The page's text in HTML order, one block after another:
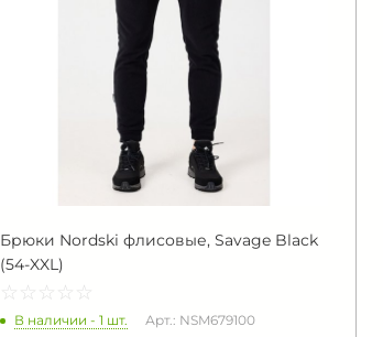
Брюки Nordski флисовые, Savage Black
(54-XXL)
☆ ☆ ☆ ☆ ☆
★ ★ ★ ★ ★
В наличии - 1 шт. Арт.: NSM679100